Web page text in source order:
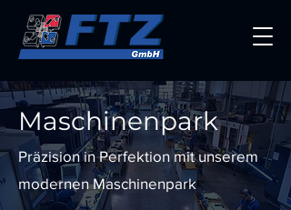
Maschinenpark
Präzision in Perfektion mit unserem
modernen Maschinenpark